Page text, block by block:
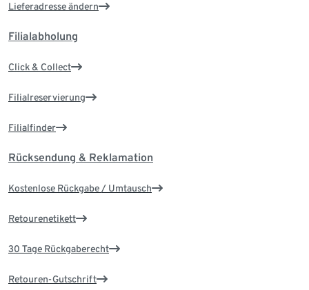
Lieferadresse ändern
Filialabholung
Click & Collect
Filialreservierung
Filialfinder
Rücksendung & Reklamation
Kostenlose Rückgabe / Umtausch
Retourenetikett
30 Tage Rückgaberecht
Retouren-Gutschrift